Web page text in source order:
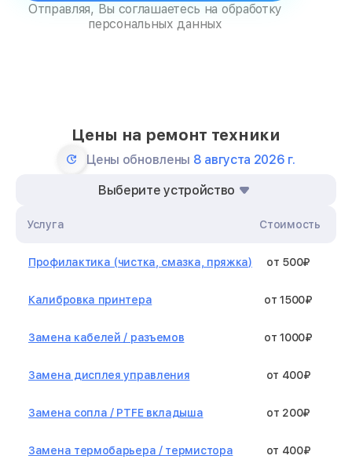
Отправляя, Вы соглашаетесь на обработку
персональных данных
Цены на ремонт техники
Цены обновлены 8 августа 2026 г.
Выберите устройство
Услуга Стоимость
Профилактика (чистка, смазка, пряжка) от 500₽
Калибровка принтера от 1500₽
Замена кабелей / разъемов от 1000₽
Замена дисплея управления от 400₽
Замена сопла / PTFE вкладыша от 200₽
Замена термобарьера / термистора от 400₽